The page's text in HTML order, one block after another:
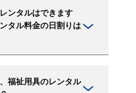
ンタルはできます
タル料金の日割りは
福祉用具のレンタル